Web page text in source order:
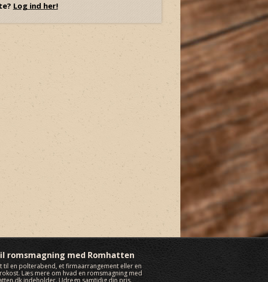
Log ind her!
romsmagning med Romhatten
til en polterabend, et firmaarrangement eller en
Læs mere om hvad en romsmagning med
indeholder. Udregn samtidig din pris.